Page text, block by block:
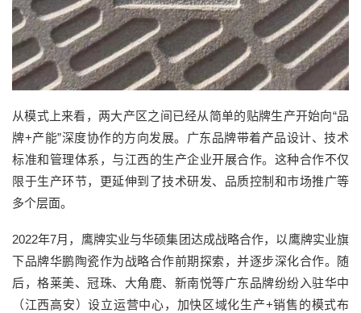
从模式上来看，两大产区之间已经从简单的贴牌生产开始向“品
牌+产能”深度协作的方向发展。广东品牌带着产品设计、技术
标准和管理体系，与江西的生产企业开展合作。这种合作不仅
限于生产环节，更延伸到了技术研发、品质控制和市场推广等
多个层面。
2022年7月，鹰牌实业与华硕集团达成战略合作，以鹰牌实业旗
下品牌华鹏陶瓷作为战略合作前期探索，并逐步深化合作。随
后，格莱美、冠珠、大角鹿、新南悦等广东品牌纷纷入驻华中
（江西高安）设立运营中心，加快区域化生产+销售的模式布